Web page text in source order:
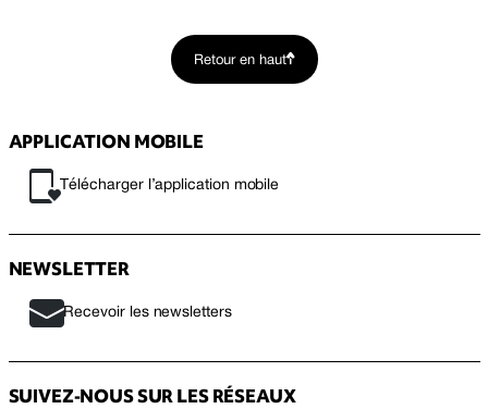
Retour en haut
APPLICATION MOBILE
Télécharger l’application mobile
NEWSLETTER
Recevoir les newsletters
SUIVEZ-NOUS SUR LES RÉSEAUX